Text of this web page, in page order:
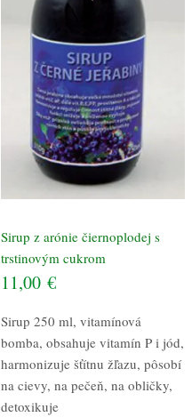
Sirup z arónie čiernoplodej s
trstinovým cukrom
11,00 €
Sirup 250 ml, vitamínová
bomba, obsahuje vitamín P i jód,
harmonizuje šťítnu žľazu, pôsobí
na cievy, na pečeň, na obličky,
detoxikuje